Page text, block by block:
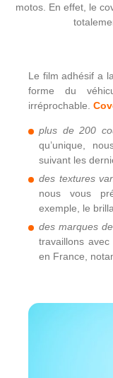
motos. En effet, le
Le film adhésif a
forme du
irréprochable.
plus de 200
qu’unique,
suivant les
des textures
nous vous
exemple, le
des marques
travaillons
en France,